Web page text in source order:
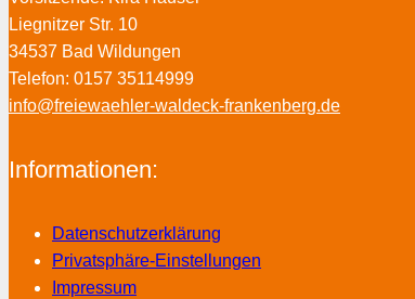
Liegnitzer Str. 10
34537 Bad Wildungen
Telefon: 0157 35114999
info@freiewaehler-waldeck-frankenberg.de
Informationen:
Datenschutzerklärung
Privatsphäre-Einstellungen
Impressum